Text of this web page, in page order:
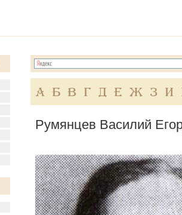
А Б В Г Д Е Ж З И
Румянцев Василий